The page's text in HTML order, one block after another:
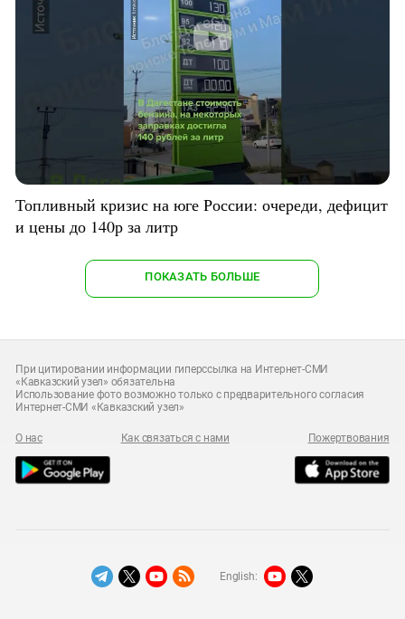
Топливный кризис на юге России: очереди, дефицит
и цены до 140р за литр
ПОКАЗАТЬ БОЛЬШЕ
При цитировании информации гиперссылка на Интернет-СМИ
«Кавказский узел» обязательна
Использование фото возможно только с предварительного согласия
Интернет-СМИ «Кавказский узел»
О нас Как связаться с нами Пожертвования
English: